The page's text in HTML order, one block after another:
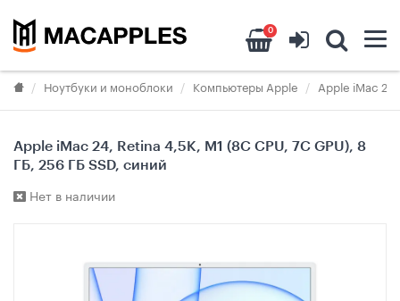
0
Ноутбуки и моноблоки Компьютеры Apple Apple iMac 24
Apple iMac 24, Retina 4,5K, M1 (8C CPU, 7C GPU), 8
ГБ, 256 ГБ SSD, синий
Нет в наличии